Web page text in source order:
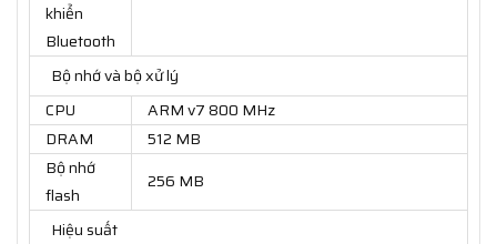
khiển
Bluetooth
Bộ nhớ và bộ xử lý
CPU
ARM v7 800 MHz
DRAM
512 MB
Bộ nhớ
flash
256 MB
Hiệu suất